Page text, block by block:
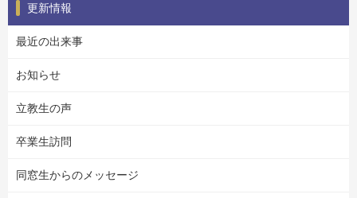
更新情報
最近の出来事
お知らせ
立教生の声
卒業生訪問
同窓生からのメッセージ